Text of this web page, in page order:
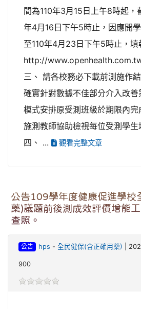
間為110年3月15日上午8時起，
年4月16日下午5時止，因應開
至110年4月23日下午5時止，填
http://
三、 請各校務必下載前測施作
確實針對數據不佳部分介入改
模式安排原受測班級於期限內
施測教師協助檢視每位受測學生
四、 ...
觀看完整文章
公告109學年度健康促進學校
藥)議題前後測成效評價增能
查照。
公告 hps - 全民健保(含正確用藥) |
900